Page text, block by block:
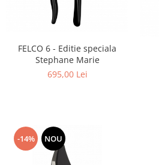
FELCO 6 - Editie speciala
Stephane Marie
695,00 Lei
-14% NOU